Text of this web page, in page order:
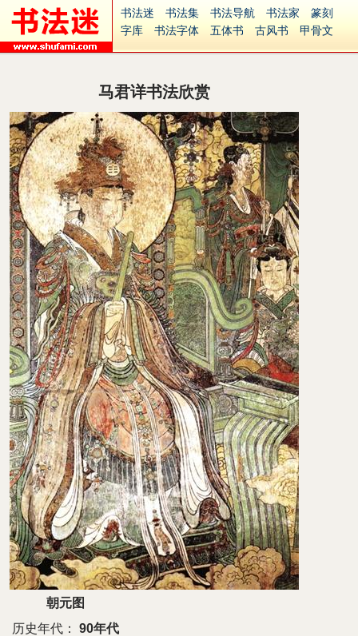
书法迷 书法集 书法导航 书法家
篆刻
字库
书法字体 五体书 古风书
甲骨文
集字
字形 大字
古籍
中医 象棋
起名
识字 英语 印章 签名
硬筆字
字体下载
免费字体 中文字体
英文字体
Ai矢量
P图宝 南无阿弥陀佛
意见反馈
安全网站
捐赠 繁體版
马君详书法欣赏
朝元图
历史年代：
90年代